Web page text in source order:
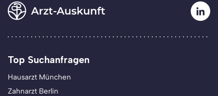
Top Suchanfragen
Hausarzt München
Zahnarzt Berlin